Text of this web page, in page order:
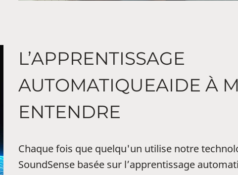
L’APPRENTISSAGE
AUTOMATIQUEAIDE À
ENTENDRE
Chaque fois que quelqu'un utilise notre
SoundSense basée sur l’apprentissage